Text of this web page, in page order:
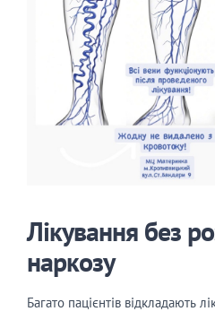
Лікування без
наркозу
Багато пацієнтів відкладають